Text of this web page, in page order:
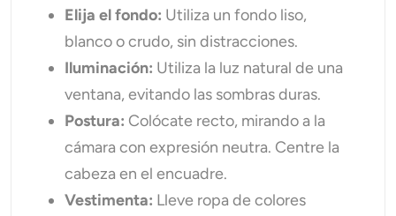
Elija el fondo: Utiliza un fondo liso,
blanco o crudo, sin distracciones.
Iluminación: Utiliza la luz natural de una
ventana, evitando las sombras duras.
Postura: Colócate recto, mirando a la
cámara con expresión neutra. Centre la
cabeza en el encuadre.
Vestimenta: Lleve ropa de colores